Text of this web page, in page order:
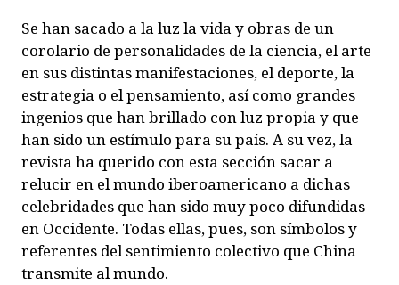
Se han sacado a la luz la vida y obras de un
corolario de personalidades de la ciencia, el arte
en sus distintas manifestaciones, el deporte, la
estrategia o el pensamiento, así como grandes
ingenios que han brillado con luz propia y que
han sido un estímulo para su país. A su vez, la
revista ha querido con esta sección sacar a
relucir en el mundo iberoamericano a dichas
celebridades que han sido muy poco difundidas
en Occidente. Todas ellas, pues, son símbolos y
referentes del sentimiento colectivo que China
transmite al mundo.